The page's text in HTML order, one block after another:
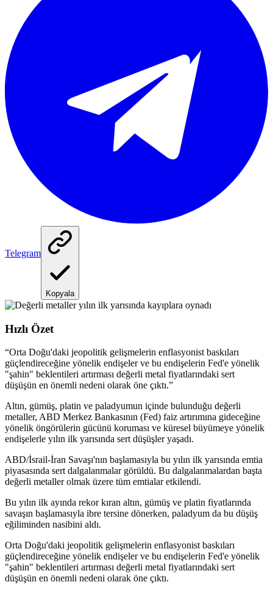
Telegram
Kopyala
Hızlı Özet
“Orta Doğu'daki jeopolitik gelişmelerin enflasyonist baskıları
güçlendireceğine yönelik endişeler ve bu endişelerin Fed'e yönelik
"şahin" beklentileri artırması değerli metal fiyatlarındaki sert
düşüşün en önemli nedeni olarak öne çıktı.”
Altın, gümüş, platin ve paladyumun içinde bulunduğu değerli
metaller, ABD Merkez Bankasının (Fed) faiz artırımına gideceğine
yönelik öngörülerin gücünü koruması ve küresel büyümeye yönelik
endişelerle yılın ilk yarısında sert düşüşler yaşadı.
ABD/İsrail-İran Savaşı'nın başlamasıyla bu yılın ilk yarısında emtia
piyasasında sert dalgalanmalar görüldü. Bu dalgalanmalardan başta
değerli metaller olmak üzere tüm emtialar etkilendi.
Bu yılın ilk ayında rekor kıran altın, gümüş ve platin fiyatlarında
savaşın başlamasıyla ibre tersine dönerken, paladyum da bu düşüş
eğiliminden nasibini aldı.
Orta Doğu'daki jeopolitik gelişmelerin enflasyonist baskıları
güçlendireceğine yönelik endişeler ve bu endişelerin Fed'e yönelik
"şahin" beklentileri artırması değerli metal fiyatlarındaki sert
düşüşün en önemli nedeni olarak öne çıktı.